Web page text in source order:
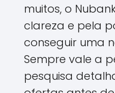
muitos, o
clareza e pela
conseguir uma
Sempre vale a
pesquisa